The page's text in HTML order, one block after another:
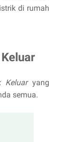
di rumah
Keluar yang
semua.